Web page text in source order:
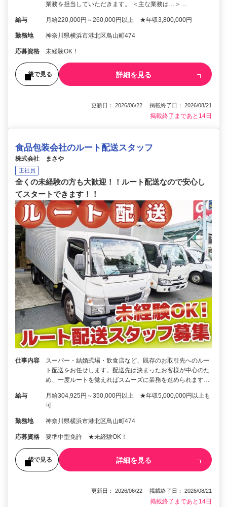
業務を担当していただきます。 ＜主な業務は…＞…
給与 月給220,000円～260,000円以上 ★年収3,800,000円
勤務地 神奈川県横浜市港北区鳥山町474
応募資格 未経験OK！
後で見る 詳細を見る
更新日： 2026/06/22 掲載終了日： 2026/08/21
掲載終了まであと14日
食品包装会社のルート配送スタッフ
株式会社 まさや
正社員
全くの未経験の方も大歓迎！！ルート配送なので安心し
てスタートできます！！
仕事内容
スーパー・結婚式場・飲食店など、既存のお取引先へのルー
ト配送をお任せします。配送先は決まったお客様が中心のた
め、一度ルートを覚えればスムーズに業務を進められます…
給与
月給304,925円～350,000円以上 ★年収5,000,000円以上も
可
勤務地 神奈川県横浜市港北区鳥山町474
応募資格 要準中型免許 ★未経験OK！
後で見る 詳細を見る
更新日： 2026/06/22 掲載終了日： 2026/08/21
掲載終了まであと14日